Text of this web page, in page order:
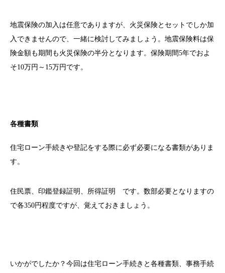
地震保険の加入は任意でありますが、火災保険とセットでしか加
入できませんので、一緒に検討してみましょう。 地震保険料は保
険金額も期間も火災保険の半分となります。保険期間5年でおよ
そ10万円～15万円です。
各種書類
住宅ローン手続きや登記をする際に必ず必要になる書類がありま
す。
住民票、印鑑登録証明、所得証明 です。数部必要となりますの
で各350円程度ですが、覚えておきましょう。
いかがでしたか？今回は住宅ローン手続きと各種書類、事務手続